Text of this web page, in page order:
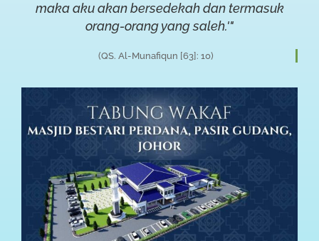
maka aku akan bersedekah dan termasuk
orang-orang yang saleh.'"
(QS. Al-Munafiqun [63]: 10)